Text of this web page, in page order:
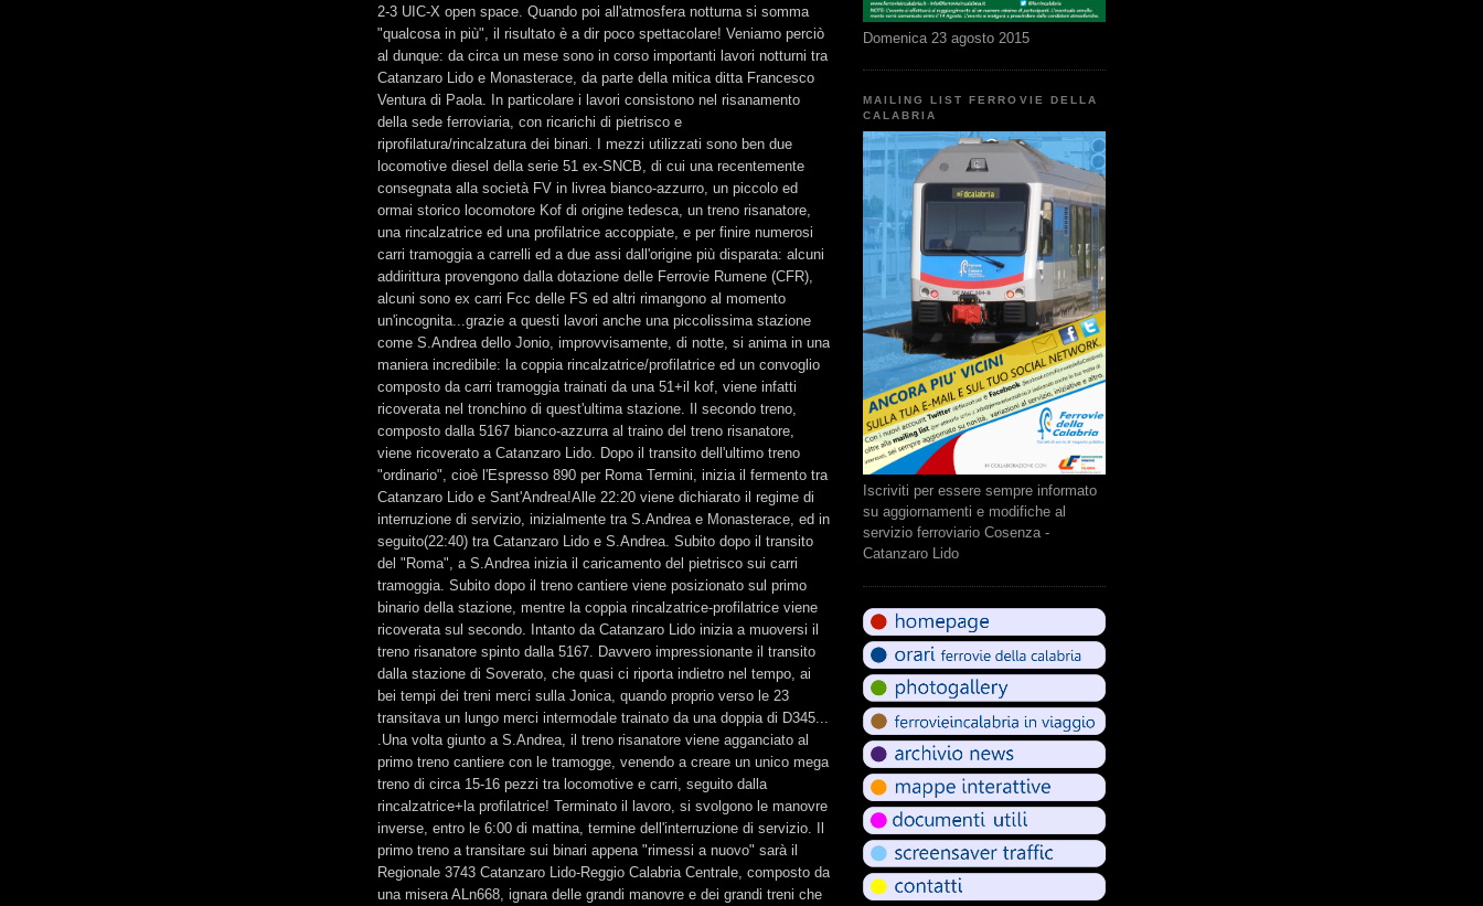
2-3 UIC-X open space. Quando poi all'atmosfera notturna si somma
"qualcosa in più", il risultato è a dir poco spettacolare! Veniamo perciò
al dunque: da circa un mese sono in corso importanti lavori notturni tra
Catanzaro Lido e Monasterace, da parte della mitica ditta Francesco
Ventura di Paola. In particolare i lavori consistono nel risanamento
della sede ferroviaria, con ricarichi di pietrisco e
riprofilatura/rincalzatura dei binari. I mezzi utilizzati sono ben due
locomotive diesel della serie 51 ex-SNCB, di cui una recentemente
consegnata alla società FV in livrea bianco-azzurro, un piccolo ed
ormai storico locomotore Kof di origine tedesca, un treno risanatore,
una rincalzatrice ed una profilatrice accoppiate, e per finire numerosi
carri tramoggia a carrelli ed a due assi dall'origine più disparata: alcuni
addirittura provengono dalla dotazione delle Ferrovie Rumene (CFR),
alcuni sono ex carri Fcc delle FS ed altri rimangono al momento
un'incognita...grazie a questi lavori anche una piccolissima stazione
come S.Andrea dello Jonio, improvvisamente, di notte, si anima in una
maniera incredibile: la coppia rincalzatrice/profilatrice ed un convoglio
composto da carri tramoggia trainati da una 51+il kof, viene infatti
ricoverata nel tronchino di quest'ultima stazione. Il secondo treno,
composto dalla 5167 bianco-azzurra al traino del treno risanatore,
viene ricoverato a Catanzaro Lido. Dopo il transito dell'ultimo treno
"ordinario", cioè l'Espresso 890 per Roma Termini, inizia il fermento tra
Catanzaro Lido e Sant'Andrea!Alle 22:20 viene dichiarato il regime di
interruzione di servizio, inizialmente tra S.Andrea e Monasterace, ed in
seguito(22:40) tra Catanzaro Lido e S.Andrea. Subito dopo il transito
del "Roma", a S.Andrea inizia il caricamento del pietrisco sui carri
tramoggia. Subito dopo il treno cantiere viene posizionato sul primo
binario della stazione, mentre la coppia rincalzatrice-profilatrice viene
ricoverata sul secondo. Intanto da Catanzaro Lido inizia a muoversi il
treno risanatore spinto dalla 5167. Davvero impressionante il transito
dalla stazione di Soverato, che quasi ci riporta indietro nel tempo, ai
bei tempi dei treni merci sulla Jonica, quando proprio verso le 23
transitava un lungo merci intermodale trainato da una doppia di D345...
.Una volta giunto a S.Andrea, il treno risanatore viene agganciato al
primo treno cantiere con le tramogge, venendo a creare un unico mega
treno di circa 15-16 pezzi tra locomotive e carri, seguito dalla
rincalzatrice+la profilatrice! Terminato il lavoro, si svolgono le manovre
inverse, entro le 6:00 di mattina, termine dell'interruzione di servizio. Il
primo treno a transitare sui binari appena "rimessi a nuovo" sarà il
Regionale 3743 Catanzaro Lido-Reggio Calabria Centrale, composto da
una misera ALn668, ignara delle grandi manovre e dei grandi treni che
Domenica 23 agosto 2015
MAILING LIST FERROVIE DELLA
CALABRIA
Iscriviti per essere sempre informato
su aggiornamenti e modifiche al
servizio ferroviario Cosenza -
Catanzaro Lido